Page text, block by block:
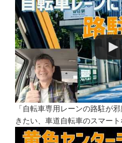
「自転車専用レーンの路駐が
きたい、車道自転車のスマー